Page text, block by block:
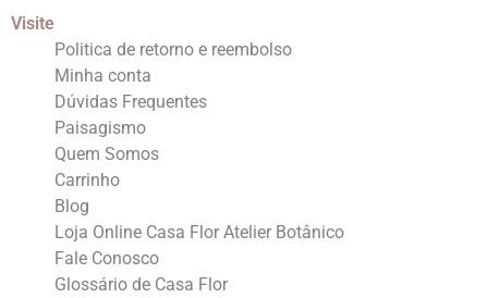
Visite
Politica de retorno e reembolso
Minha conta
Dúvidas Frequentes
Paisagismo
Quem Somos
Carrinho
Blog
Loja Online Casa Flor Atelier Botânico
Fale Conosco
Glossário de Casa Flor